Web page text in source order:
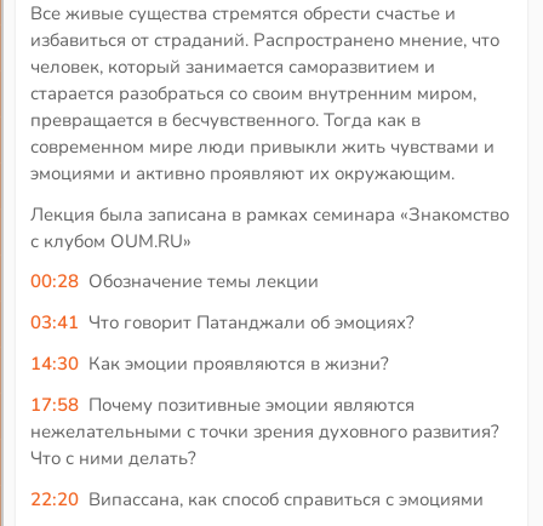
Все живые существа стремятся обрести счастье и
избавиться от страданий. Распространено мнение, что
человек, который занимается саморазвитием и
старается разобраться со своим внутренним миром,
превращается в бесчувственного. Тогда как в
современном мире люди привыкли жить чувствами и
эмоциями и активно проявляют их окружающим.
Лекция была записана в рамках семинара «Знакомство
с клубом OUM.RU»
00:28 Обозначение темы лекции
03:41 Что говорит Патанджали об эмоциях?
14:30 Как эмоции проявляются в жизни?
17:58 Почему позитивные эмоции являются
нежелательными с точки зрения духовного развития?
Что с ними делать?
22:20 Випассана, как способ справиться с эмоциями